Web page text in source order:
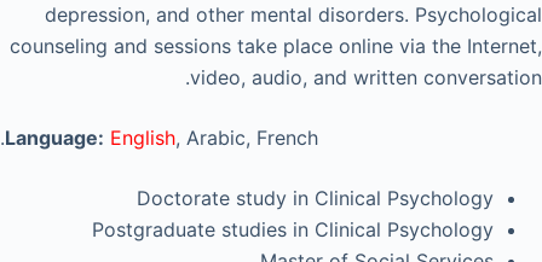
depression, and other mental disorders. Psychological
counseling and sessions take place online via the Internet,
video, audio, and written conversation.
Language: English, Arabic, French.
Doctorate study in Clinical Psychology
Postgraduate studies in Clinical Psychology